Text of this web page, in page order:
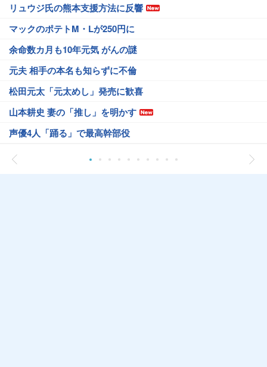
リュウジ氏の熊本支援方法に反響
マックのポテトM・Lが250円に
余命数カ月も10年元気 がんの謎
元夫 相手の本名も知らずに不倫
松田元太「元太めし」発売に歓喜
山本耕史 妻の「推し」を明かす
声優4人「踊る」で最高幹部役